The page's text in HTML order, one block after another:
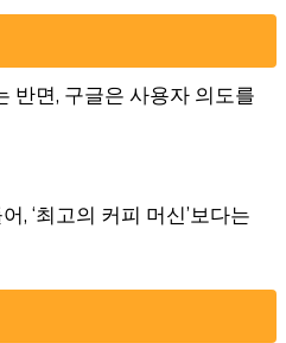
반면, 구글은 사용자 의도를
, ‘최고의 커피 머신’보다는